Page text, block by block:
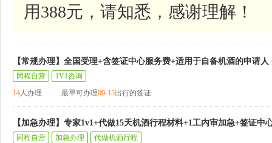
用388元，请知悉，感谢理解！
【常规办理】全国受理+含签证中心服务费+适用于自备机酒的申请人
同程自营
1V1咨询
14人办理 最早可办理09-15出行的签证
【加急办理】专家1v1+代做15天机酒行程材料+1工内审加急+签证中
同程自营 加急办理
代做机酒行程